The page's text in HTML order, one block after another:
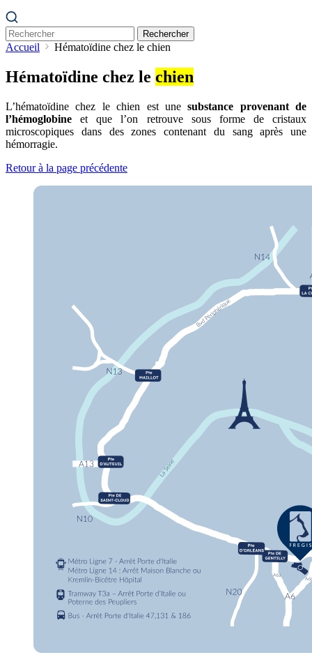
Rechercher
Accueil Hématoïdine chez le chien
Hématoïdine chez le chien
L’hématoïdine chez le chien est unesubstance provenant de
l’hémoglobine et que l’on retrouve sous forme de cristaux
microscopiques dans des zones contenant du sang après une
hémorragie.
Retour à la page précédente